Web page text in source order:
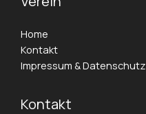
Home
Kontakt
Impressum & Datenschutz
Kontakt